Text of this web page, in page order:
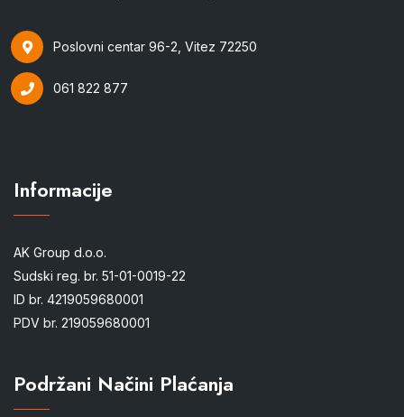
Poslovni centar 96-2, Vitez 72250
061 822 877
Informacije
AK Group d.o.o.
Sudski reg. br. 51-01-0019-22
ID br. 4219059680001
PDV br. 219059680001
Podržani Načini Plaćanja